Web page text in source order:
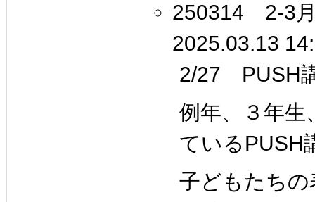
250314 2-3
2025.03.13
2/27 PUSH
例年、３年生
ているPUSH
子どもたち